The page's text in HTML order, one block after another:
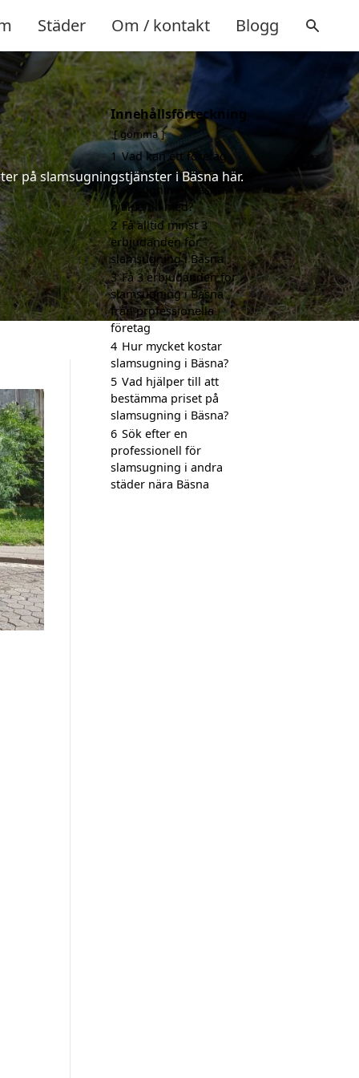
Städer Om / kontakt Blogg
på slamsugningstjänster i Bäsna här.
Innehållsförteckning
gömma
1 Vad kan ett företag
som är specialiserat på
slamsugning i Bäsna
hjälpa till med?
2 Få alltid minst 3
erbjudanden för
slamsugning i Bäsna
3 Få 3 erbjudanden för
slamsugning i Bäsna
från professionella
företag
4 Hur mycket kostar
slamsugning i Bäsna?
5 Vad hjälper till att
bestämma priset på
slamsugning i Bäsna?
6 Sök efter en
professionell för
slamsugning i andra
städer nära Bäsna